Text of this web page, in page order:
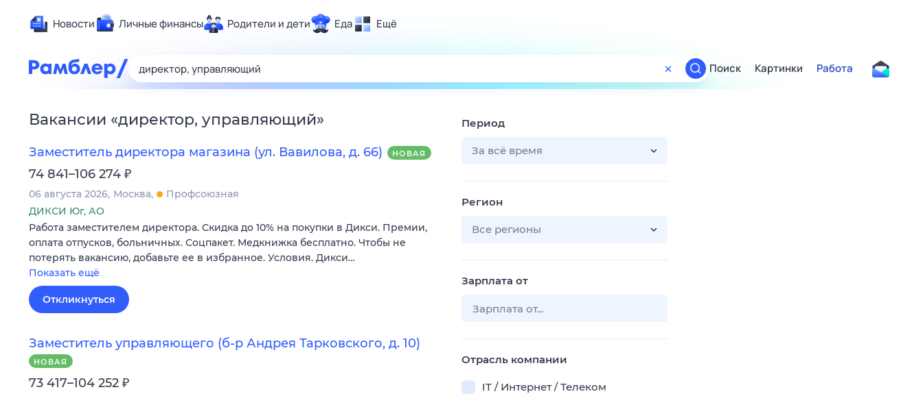
Новости Личные финансы Родители и дети Еда Ещё
Здоровье
Развлечения и отдых
Спорт
Карьера
Сберегаем вместе
Гороскопы
Поиск
ТВ-программа
Поиск Картинки Работа
Вакансии «директор, управляющий»
Заместитель директора магазина (ул. Вавилова, д. 66) НОВАЯ
74 841–106 274 ₽
06 августа 2026 Москва
Профсоюзная
ДИКСИ Юг, АО
Работа заместителем директора. Скидка до 10% на покупки в Дикси. Премии,
оплата отпусков, больничных. Соцпакет. Медкнижка бесплатно. Чтобы не
потерять вакансию, добавьте ее в избранное. Условия. Дикси…
Показать ещё
Откликнуться
Заместитель управляющего (б-р Андрея Тарковского, д. 10)
НОВАЯ
73 417–104 252 ₽
Период
За всё время
Регион
Все регионы
Зарплата от
Отрасль компании
IT / Интернет / Телеком